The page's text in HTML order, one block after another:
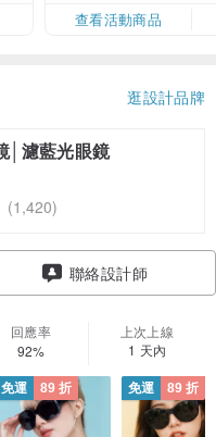
查看活動商品
逛設計品牌
│濾藍光眼鏡
(1,420)
聯絡設計師
回應率
92%
上次上線
1 天內
免運 89 折 免運 89 折